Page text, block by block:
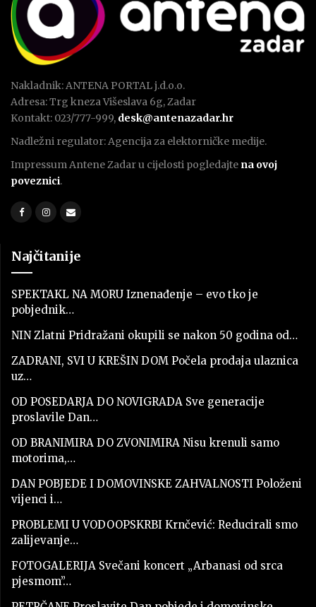
Nakladnik: ANTENA PORTAL j.d.o.o.
Adresa: Trg kneza Višeslava 6g, Zadar
Kontakt: 023/777-999, desk@antenazadar.hr
Nadležni regulator: Agencija za elektorničke medije.
Impressum Antene Zadar u cijelosti pogledajte na ovoj
poveznici.
Najčitanije
SPEKTAKL NA MORU Iznenađenje – evo tko je
pobjednik…
NIN Zlatni Pridražani okupili se nakon 50 godina od…
ZADRANI, SVI U KREŠIN DOM Počela prodaja ulaznica
uz…
OD POSEDARJA DO NOVIGRADA Sve generacije
proslavile Dan…
OD BRANIMIRA DO ZVONIMIRA Nisu krenuli samo
motorima,…
DAN POBJEDE I DOMOVINSKE ZAHVALNOSTI Položeni
vijenci i…
PROBLEMI U VODOOPSKRBI Krnčević: Reducirali smo
zalijevanje…
FOTOGALERIJA Svečani koncert „Arbanasi od srca
pjesmom”…